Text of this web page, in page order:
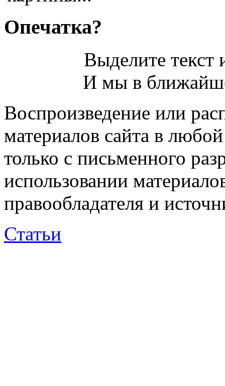
Опечатка?
Выделите
И мы в
Воспроизведение или
материалов сайта в
только с письменного
использовании
правообладателя и
Статьи